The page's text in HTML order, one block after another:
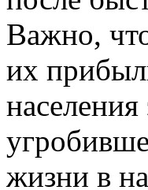
Важно,
их
жизни в